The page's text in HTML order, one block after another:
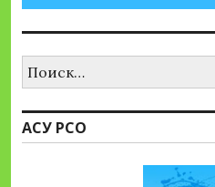
АСУ РСО